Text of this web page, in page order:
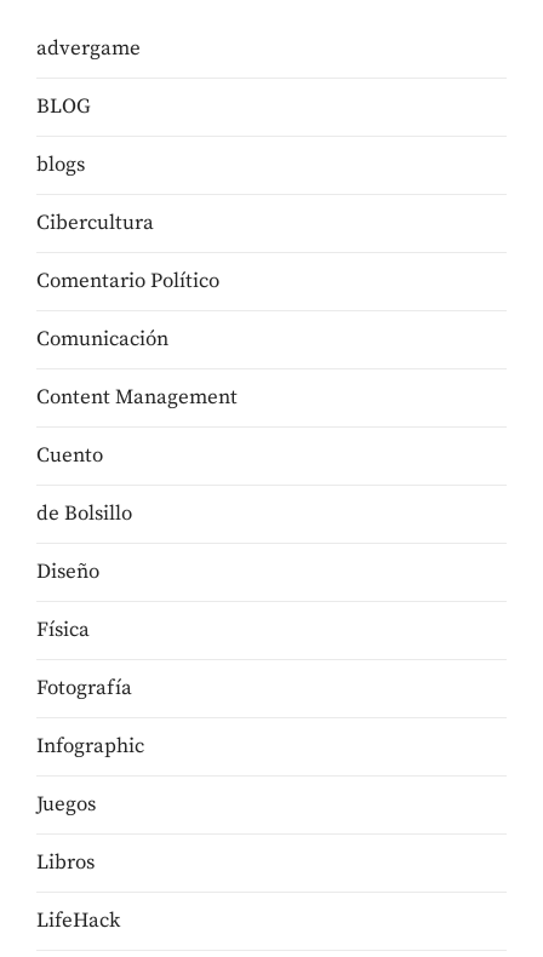
advergame
BLOG
blogs
Cibercultura
Comentario Político
Comunicación
Content Management
Cuento
de Bolsillo
Diseño
Física
Fotografía
Infographic
Juegos
Libros
LifeHack